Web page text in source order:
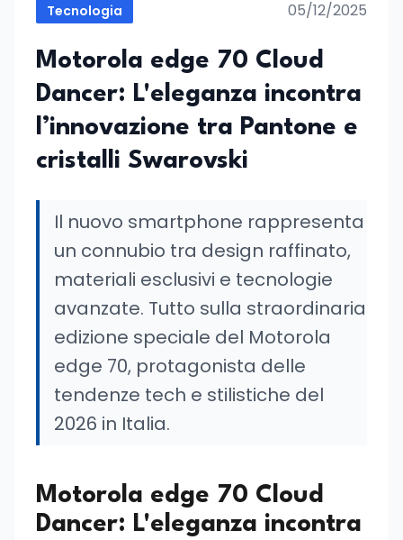
Tecnologia 05/12/2025
Motorola edge 70 Cloud
Dancer: L'eleganza incontra
l’innovazione tra Pantone e
cristalli Swarovski
Il nuovo smartphone rappresenta
un connubio tra design raffinato,
materiali esclusivi e tecnologie
avanzate. Tutto sulla straordinaria
edizione speciale del Motorola
edge 70, protagonista delle
tendenze tech e stilistiche del
2026 in Italia.
Motorola edge 70 Cloud
Dancer: L'eleganza incontra